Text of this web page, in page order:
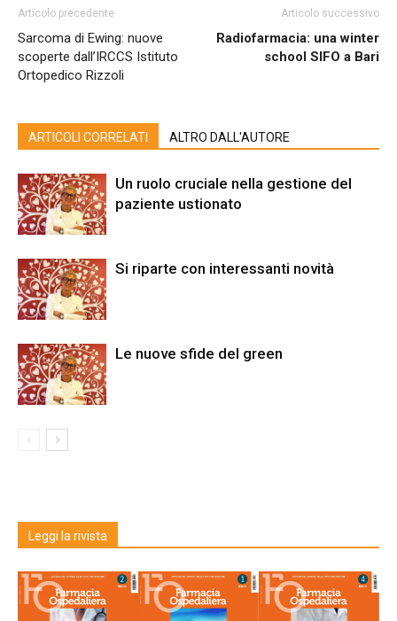
Articolo precedente
Sarcoma di Ewing: nuove
scoperte dall’IRCCS Istituto
Ortopedico Rizzoli
Articolo successivo
Radiofarmacia: una winter
school SIFO a Bari
ARTICOLI CORRELATI ALTRO DALL'AUTORE
Un ruolo cruciale nella gestione del
paziente ustionato
Si riparte con interessanti novità
Le nuove sfide del green
Leggi la rivista